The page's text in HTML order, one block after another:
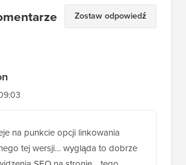
Zostaw odpowiedź
na punkcie opcji linkowania
tej wersji… wygląda to dobrze